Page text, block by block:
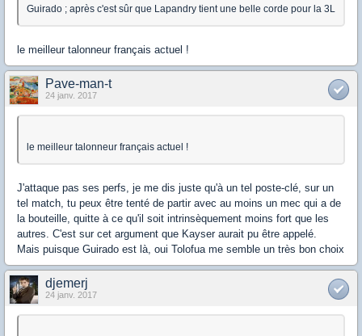
Guirado ; après c'est sûr que Lapandry tient une belle corde pour la 3L
le meilleur talonneur français actuel !
Pave-man-t
24 janv. 2017
le meilleur talonneur français actuel !
J'attaque pas ses perfs, je me dis juste qu'à un tel poste-clé, sur un
tel match, tu peux être tenté de partir avec au moins un mec qui a de
la bouteille, quitte à ce qu'il soit intrinsèquement moins fort que les
autres. C'est sur cet argument que Kayser aurait pu être appelé.
Mais puisque Guirado est là, oui Tolofua me semble un très bon choix
djemerj
24 janv. 2017